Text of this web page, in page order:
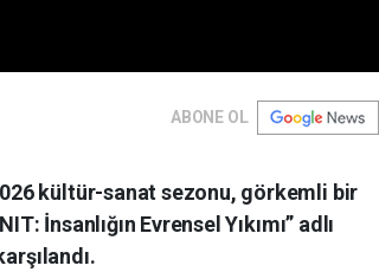
ABONE OL
kültür-sanat sezonu, görkemli bir
İnsanlığın Evrensel Yıkımı” adlı